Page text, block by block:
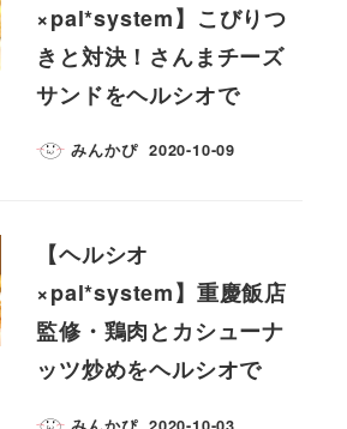
×pal*system】こびりつ
きと対決！さんまチーズ
サンドをヘルシオで
みんかぴ 2020-10-09
【ヘルシオ
×pal*system】重慶飯店
監修・鶏肉とカシューナ
ッツ炒めをヘルシオで